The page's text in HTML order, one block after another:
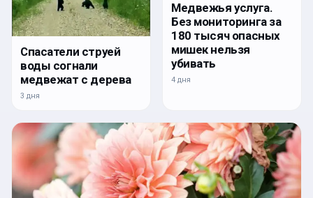
Спасатели струей
воды согнали
медвежат с дерева
3 дня
Медвежья услуга.
Без мониторинга за
180 тысяч опасных
мишек нельзя
убивать
4 дня